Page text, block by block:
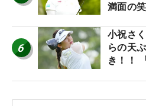
満面の
6
小祝さ
らの天
き！！